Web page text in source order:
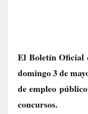
El Boletín Oficial
domingo 3 de
de empleo público
concursos.